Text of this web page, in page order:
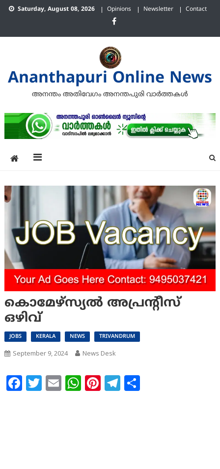
Skip Saturday, August 08, 2026 Opinions Newsletter Contact
Ananthapuri Online News
അനന്തം അതിവേഗം അനന്തപുരി വാര്‍ത്തകള്‍
കൊമേഴ്സ്യൽ അപ്രന്റീസ്
ഒഴിവ്
JOBS KERALA NEWS TRIVANDRUM
September 9, 2024 News Desk
Facebook
Twitter
EmailWhatsApp
Pinterest
Telegram
Share